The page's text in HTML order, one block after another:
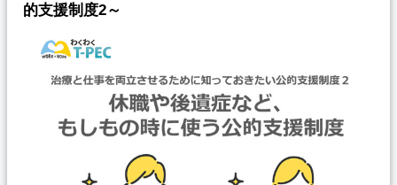
的支援制度2～